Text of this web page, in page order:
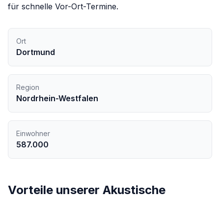
für schnelle Vor-Ort-Termine.
Ort
Dortmund
Region
Nordrhein-Westfalen
Einwohner
587.000
Vorteile unserer Akustische